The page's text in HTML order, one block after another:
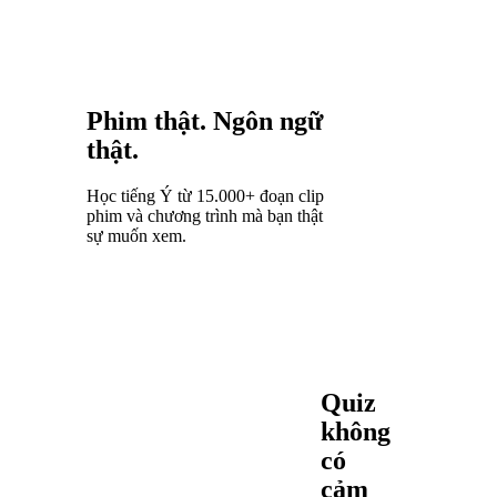
Phim thật. Ngôn ngữ
thật.
Học tiếng Ý từ 15.000+ đoạn clip
phim và chương trình mà bạn thật
sự muốn xem.
Quiz
không
có
cảm